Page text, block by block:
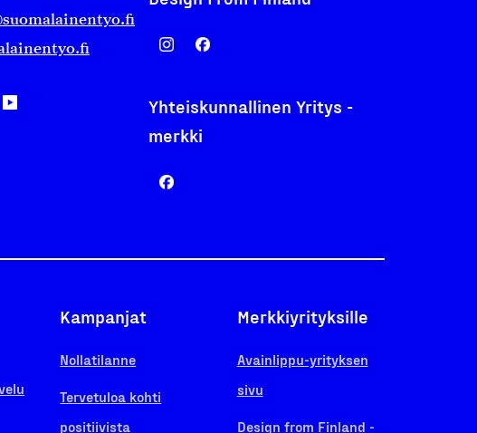
Yhteiskunnallinen Yritys -
merkki
Kampanjat
Nollatilanne
Tervetuloa kohti
positiivista
Merkkiyrityksille
Avainlippu-yrityksen
sivu
Design from Finland -